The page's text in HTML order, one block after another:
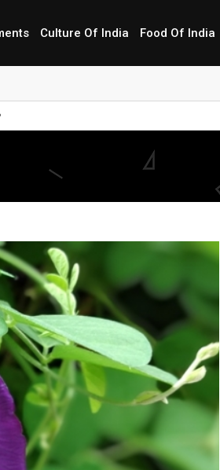
Culture Of India Food Of India